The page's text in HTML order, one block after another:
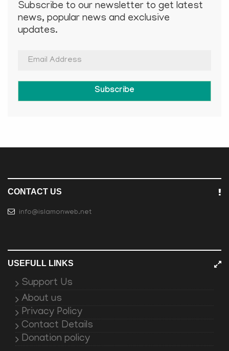
Subscribe to our newsletter to get latest
news, popular news and exclusive
updates.
Subscribe
CONTACT US
info@islamonweb.net
USEFULL LINKS
Support Us
About us
Privacy Policy
Contact Details
Donation policy